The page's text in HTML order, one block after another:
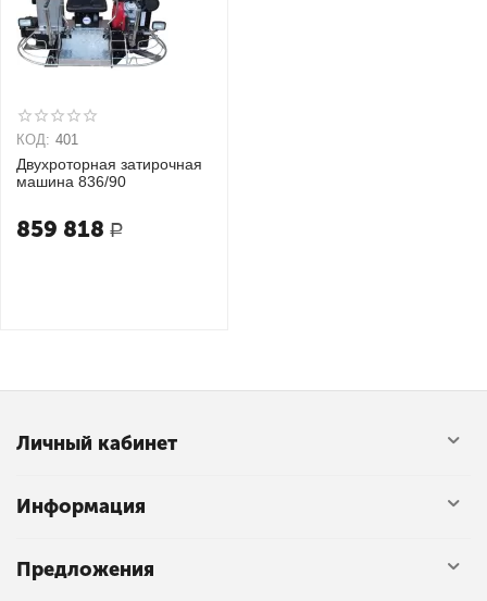
КОД: 401
Двухроторная затирочная
машина 836/90
859 818 Р
Личный кабинет
Информация
Предложения